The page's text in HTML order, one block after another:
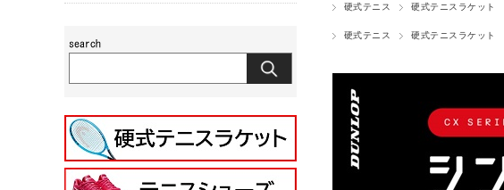
硬式テニス 硬式テニスラケット
硬式テニス 硬式テニスラケット